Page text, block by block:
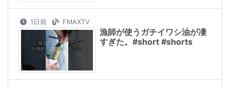
1日前 FMAXTV
漁師が使うガチイワシ油が凄
すぎた。#short #shorts